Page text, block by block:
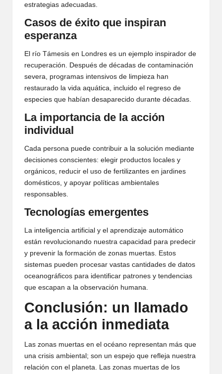
estrategias adecuadas.
Casos de éxito que inspiran
esperanza
El río Támesis en Londres es un ejemplo inspirador de
recuperación. Después de décadas de contaminación
severa, programas intensivos de limpieza han
restaurado la vida aquática, incluido el regreso de
especies que habían desaparecido durante décadas.
La importancia de la acción
individual
Cada persona puede contribuir a la solución mediante
decisiones conscientes: elegir productos locales y
orgánicos, reducir el uso de fertilizantes en jardines
domésticos, y apoyar políticas ambientales
responsables.
Tecnologías emergentes
La inteligencia artificial y el aprendizaje automático
están revolucionando nuestra capacidad para predecir
y prevenir la formación de zonas muertas. Estos
sistemas pueden procesar vastas cantidades de datos
oceanográficos para identificar patrones y tendencias
que escapan a la observación humana.
Conclusión: un llamado
a la acción inmediata
Las zonas muertas en el océano representan más que
una crisis ambiental; son un espejo que refleja nuestra
relación con el planeta. Las zonas muertas de los